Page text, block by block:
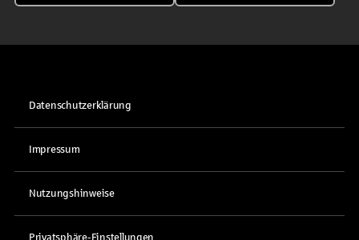
Datenschutzerklärung
Impressum
Nutzungshinweise
Privatsphäre-Einstellungen